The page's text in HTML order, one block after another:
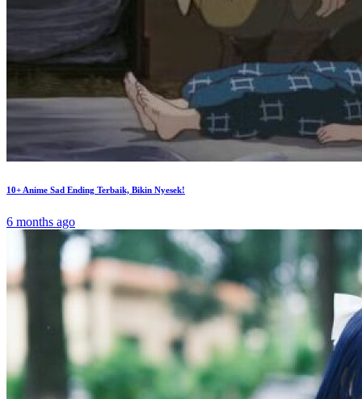
10+ Anime Sad Ending Terbaik, Bikin Nyesek!
6 months ago